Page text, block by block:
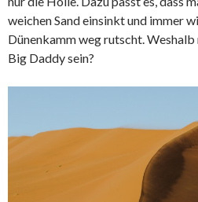
weichen Sand einsinkt und immer
Dünenkamm weg rutscht. Weshalb
Big Daddy sein?